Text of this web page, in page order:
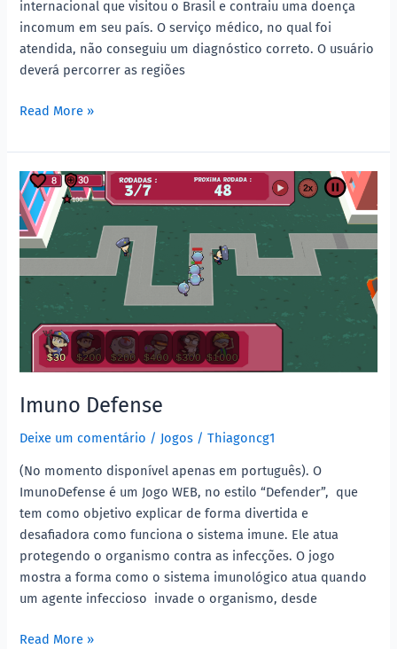
internacional que visitou o Brasil e contraiu uma doença
incomum em seu país. O serviço médico, no qual foi
atendida, não conseguiu um diagnóstico correto. O usuário
deverá percorrer as regiões
Read More »
Imuno Defense
Deixe um comentário / Jogos /Thiagoncg1
(No momento disponível apenas em português). O
ImunoDefense é um Jogo WEB, no estilo “Defender”, que
tem como objetivo explicar de forma divertida e
desafiadora como funciona o sistema imune. Ele atua
protegendo o organismo contra as infecções. O jogo
mostra a forma como o sistema imunológico atua quando
um agente infeccioso invade o organismo, desde
Imuno
Defense
Read More »